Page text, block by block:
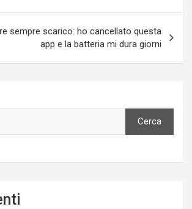
sempre scarico: ho cancellato questa
app e la batteria mi dura giorni
Cerca